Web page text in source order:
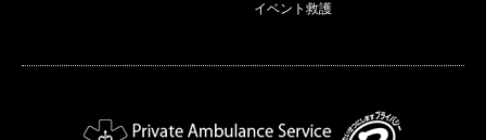
イベント救護